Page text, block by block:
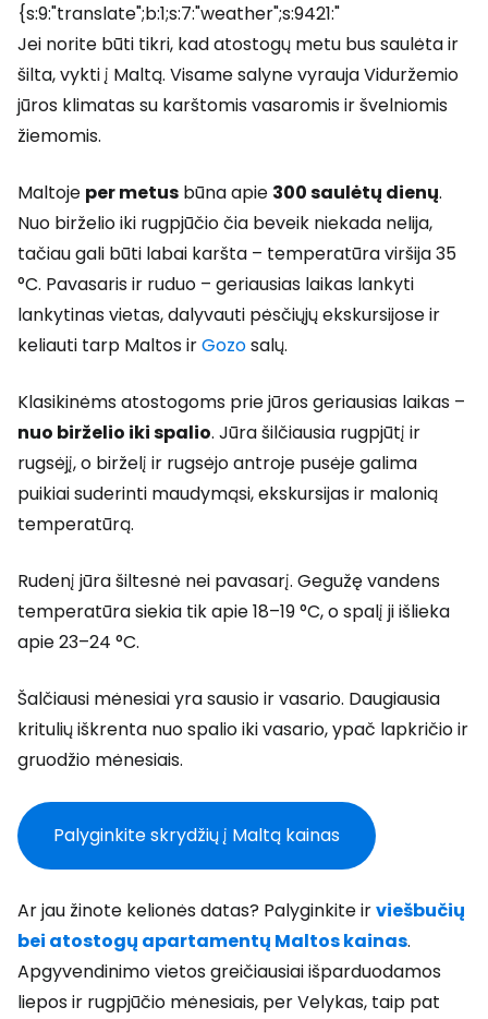
{s:9:"translate";b:1;s:7:"weather";s:9421:"
Jei norite būti tikri, kad atostogų metu bus saulėta ir
šilta, vykti į Maltą. Visame salyne vyrauja Viduržemio
jūros klimatas su karštomis vasaromis ir švelniomis
žiemomis.
Maltoje per metus būna apie 300 saulėtų dienų.
Nuo birželio iki rugpjūčio čia beveik niekada nelija,
tačiau gali būti labai karšta – temperatūra viršija 35
°C. Pavasaris ir ruduo – geriausias laikas lankyti
lankytinas vietas, dalyvauti pėsčiųjų ekskursijose ir
keliauti tarp Maltos irGozosalų.
Klasikinėms atostogoms prie jūros geriausias laikas –
nuo birželio iki spalio. Jūra šilčiausia rugpjūtį ir
rugsėjį, o birželį ir rugsėjo antroje pusėje galima
puikiai suderinti maudymąsi, ekskursijas ir malonią
temperatūrą.
Rudenį jūra šiltesnė nei pavasarį. Gegužę vandens
temperatūra siekia tik apie 18–19 °C, o spalį ji išlieka
apie 23–24 °C.
Šalčiausi mėnesiai yra sausio ir vasario. Daugiausia
kritulių iškrenta nuo spalio iki vasario, ypač lapkričio ir
gruodžio mėnesiais.
Palyginkite skrydžių į Maltą kainas
Ar jau žinote kelionės datas? Palyginkite irviešbučių
bei atostogų apartamentų Maltos kainas.
Apgyvendinimo vietos greičiausiai išparduodamos
liepos ir rugpjūčio mėnesiais, per Velykas, taip pat